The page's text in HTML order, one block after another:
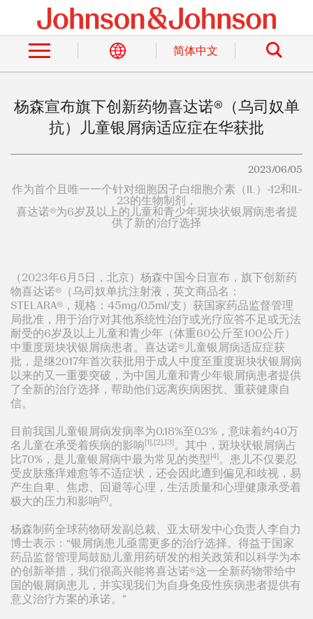
main
content
简体中文
Search
杨森宣布旗下创新药物喜达诺®（乌司奴单
抗）儿童银屑病适应症在华获批
2023/06/05
作为首个且唯一一个针对细胞因子白细胞介素（IL）-12和IL-
23的生物制剂，
喜达诺®为6岁及以上的儿童和青少年斑块状银屑病患者提
供了新的治疗选择
（2023年6月5日，北京）杨森中国今日宣布，旗下创新药
物喜达诺®（乌司奴单抗注射液，英文商品名：
STELARA®，规格：45mg/0.5ml/支）获国家药品监督管理
局批准，用于治疗对其他系统性治疗或光疗应答不足或无法
耐受的6岁及以上儿童和青少年（体重60公斤至100公斤）
中重度斑块状银屑病患者。喜达诺®儿童银屑病适应症获
批，是继2017年首次获批用于成人中度至重度斑块状银屑病
以来的又一重要突破，为中国儿童和青少年银屑病患者提供
了全新的治疗选择，帮助他们远离疾病困扰、重获健康自
信。
目前我国儿童银屑病发病率为0.18%至0.3%，意味着约40万
名儿童在承受着疾病的影响[1],[2],[3]。其中，斑块状银屑病占
比70%，是儿童银屑病中最为常见的类型[4]。患儿不仅要忍
受皮肤瘙痒难愈等不适症状，还会因此遭到偏见和歧视，易
产生自卑、焦虑、回避等心理，生活质量和心理健康承受着
极大的压力和影响[5]。
杨森制药全球药物研发副总裁、亚太研发中心负责人李自力
博士表示：“银屑病患儿亟需更多的治疗选择。得益于国家
药品监督管理局鼓励儿童用药研发的相关政策和以科学为本
的创新举措，我们很高兴能将喜达诺®这一全新药物带给中
国的银屑病患儿，并实现我们为自身免疫性疾病患者提供有
意义治疗方案的承诺。”